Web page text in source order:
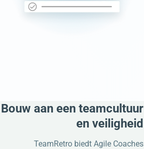
Bouw aan een teamcultuur
en veiligheid
TeamRetro biedt Agile Coaches